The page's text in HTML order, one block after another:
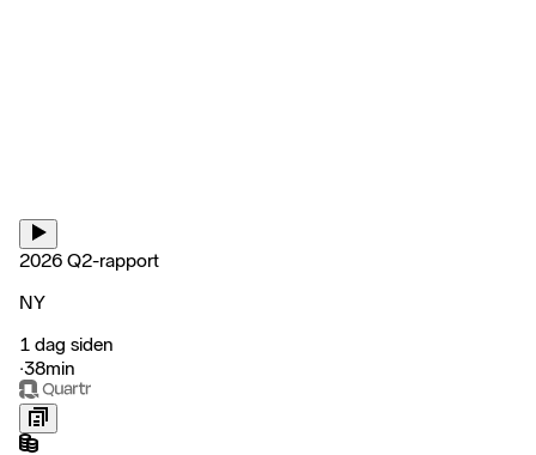
2026 Q2-rapport
NY
1 dag siden
‧38min